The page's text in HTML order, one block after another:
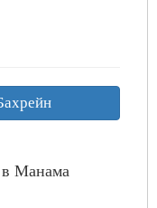
в Манама